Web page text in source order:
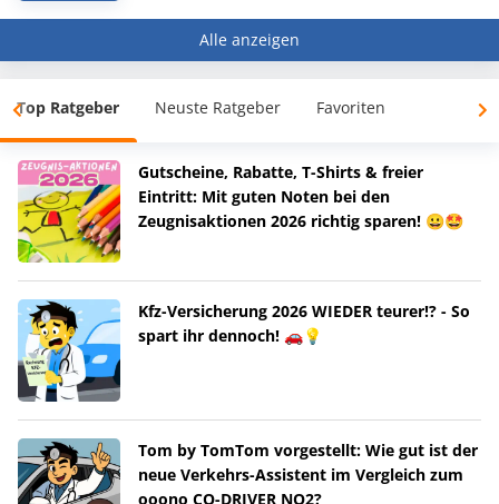
Alle anzeigen
Top Ratgeber Neuste Ratgeber Favoriten
Gutscheine, Rabatte, T-Shirts & freier
Eintritt: Mit guten Noten bei den
Zeugnisaktionen 2026 richtig sparen! 😀🤩
Kfz-Versicherung 2026 WIEDER teurer!? - So
spart ihr dennoch! 🚗💡
Tom by TomTom vorgestellt: Wie gut ist der
neue Verkehrs-Assistent im Vergleich zum
ooono CO-DRIVER NO2?